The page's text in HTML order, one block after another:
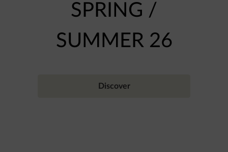
SPRING /
SUMMER 26
Discover